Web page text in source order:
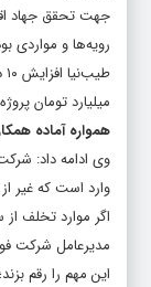
جهت تحقق جهاد
رویه‌ها و مواردی
میلیارد تومان
همواره آماده
وی ادامه داد:
وارد است که غیر
اگر موارد تخلف
مدیرعامل شرکت
این مهم را رقم